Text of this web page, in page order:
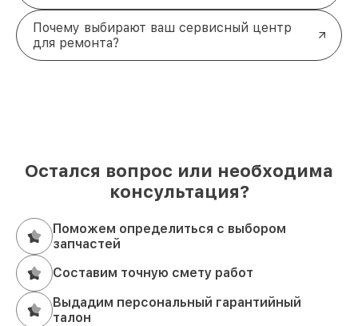
Почему выбирают ваш сервисный центр
для ремонта?
Остался вопрос или необходима
консультация?
Поможем определиться с выбором
запчастей
Составим точную смету работ
Выдадим персональный гарантийный
талон